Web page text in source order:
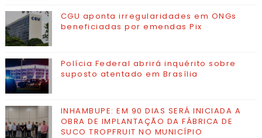
CGU aponta irregularidades em ONGs
beneficiadas por emendas Pix
Polícia Federal abrirá inquérito sobre
suposto atentado em Brasília
INHAMBUPE: EM 90 DIAS SERÁ INICIADA A
OBRA DE IMPLANTAÇÃO DA FÁBRICA DE
SUCO TROPFRUIT NO MUNICÍPIO